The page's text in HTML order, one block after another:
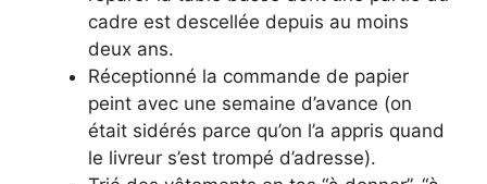
cadre est descellée depuis au moins
deux ans.
Réceptionné la commande de papier
peint avec une semaine d’avance (on
était sidérés parce qu’on l’a appris quand
le livreur s’est trompé d’adresse).